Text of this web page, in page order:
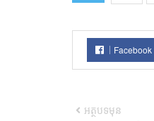
Facebook
អត្ថបទមុន